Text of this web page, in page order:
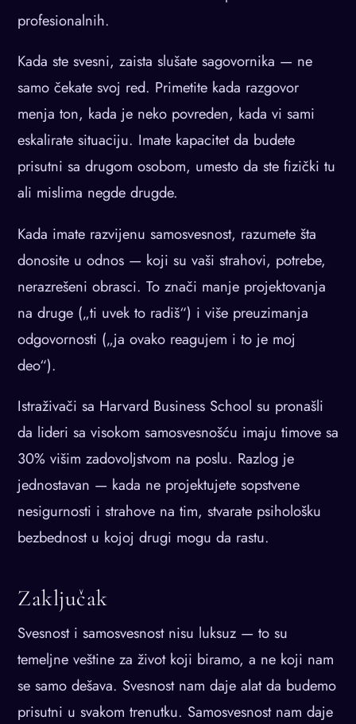
profesionalnih.
Kada ste svesni, zaista slušate sagovornika — ne
samo čekate svoj red. Primetite kada razgovor
menja ton, kada je neko povreden, kada vi sami
eskalirate situaciju. Imate kapacitet da budete
prisutni sa drugom osobom, umesto da ste fizički tu
ali mislima negde drugde.
Kada imate razvijenu samosvesnost, razumete šta
donosite u odnos — koji su vaši strahovi, potrebe,
nerazrešeni obrasci. To znači manje projektovanja
na druge („ti uvek to radiš“) i više preuzimanja
odgovornosti („ja ovako reagujem i to je moj
deo“).
Istraživači sa Harvard Business School su pronašli
da lideri sa visokom samosvesnošću imaju timove sa
30% višim zadovoljstvom na poslu. Razlog je
jednostavan — kada ne projektujete sopstvene
nesigurnosti i strahove na tim, stvarate psihološku
bezbednost u kojoj drugi mogu da rastu.
Zaključak
Svesnost i samosvesnost nisu luksuz — to su
temeljne veštine za život koji biramo, a ne koji nam
se samo dešava. Svesnost nam daje alat da budemo
prisutni u svakom trenutku. Samosvesnost nam daje